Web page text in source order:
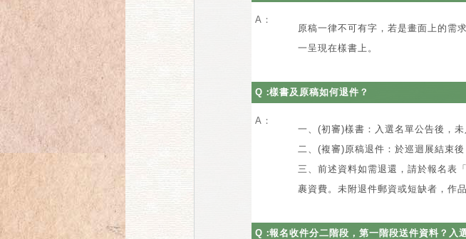
A：
原稿一律不可有字，若是畫面上的需
一呈現在樣書上。
Q：樣書及原稿如何退件？
A：
一、(初審)樣書：入選名單公告後，未
二、(複審)原稿退件：於巡迴展結束後
三、前述資料如需退還，請於報名表
裹資費。未附退件郵資或短缺者，作
Q：報名收件分二階段，第一階段送件資料？入